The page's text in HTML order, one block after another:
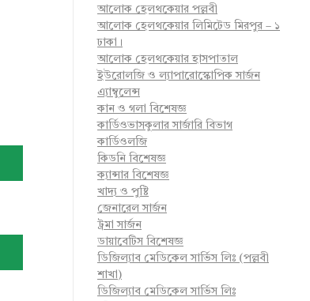
আলোক হেলথকেয়ার পল্লবী
আলোক হেলথকেয়ার লিমিটেড মিরপুর – ১
ঢাকা।
আলোক হেলথকেয়ার হাসপাতাল
ইউরোলজি ও ল্যাপারোস্কোপিক সার্জন
এ্যাম্বুলেন্স
কান ও গলা বিশেষজ্ঞ
কার্ডিওভাসকুলার সার্জারি বিভাগ
কার্ডিওলজি
কিডনি বিশেষজ্ঞ
ক্যান্সার বিশেষজ্ঞ
খাদ্য ও পুষ্টি
জেনারেল সার্জন
ট্রমা সার্জন
ডায়াবেটিস বিশেষজ্ঞ
ডিজিল্যাব মেডিকেল সার্ভিস লিঃ (পল্লবী
শাখা)
ডিজিল্যাব মেডিকেল সার্ভিস লিঃ